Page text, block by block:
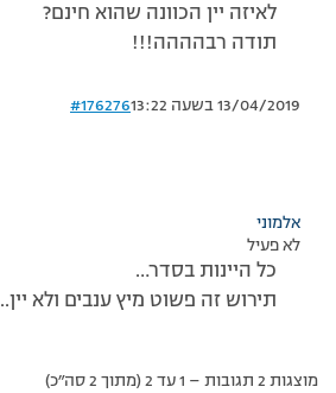
לאיזה יין הכוונה שהוא חינם?
תודה רבהההה!!!
13/04/2019 בשעה 13:22 #176276
אלמוני
לא פעיל
כל היינות בסדר…
תירוש זה פשוט מיץ ענבים ולא יין..
מוצגות 2 תגובות – 1 עד 2 (מתוך 2 סה״כ)